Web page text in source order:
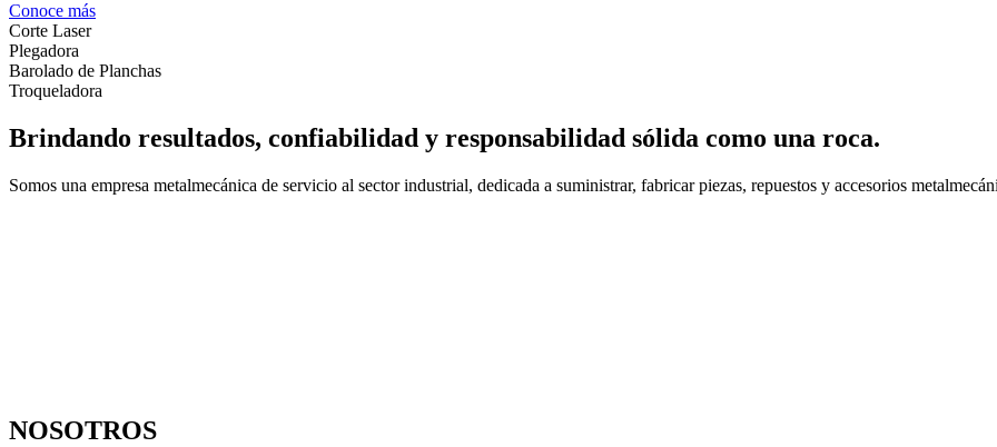
Conoce más
Corte Laser
Plegadora
Barolado de Planchas
Troqueladora
Brindando resultados, confiabilidad y responsabilidad sólida como una roca.
Somos una empresa metalmecánica de servicio al sector industrial, dedicada a suministrar, fabricar piezas, repuestos y accesorios
NOSOTROS